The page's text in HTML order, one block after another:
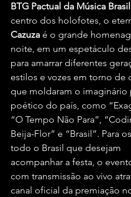
BTG Pactual da Música
centro dos holofotes, o
Cazuza é o grande
noite, em um espetáculo
para amarrar diferentes
estilos e vozes em torno de
que moldaram o imaginário
poético do país, como
“O Tempo Não Para”,
Beija-Flor” e “Brasil”. Para
todo o Brasil que desejam
acompanhar a festa, o
com transmissão ao vivo
canal oficial da premiação